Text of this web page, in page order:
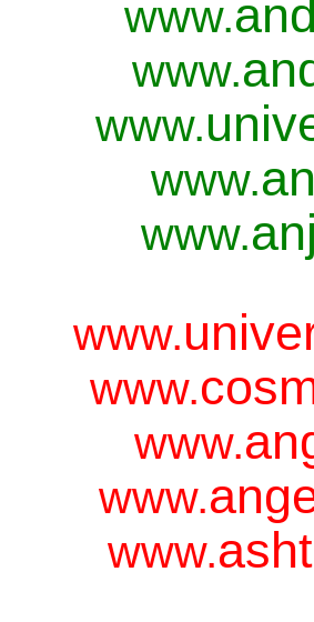
www.
www.
www.
www.
www.
www.
www.
www.
www.
www.